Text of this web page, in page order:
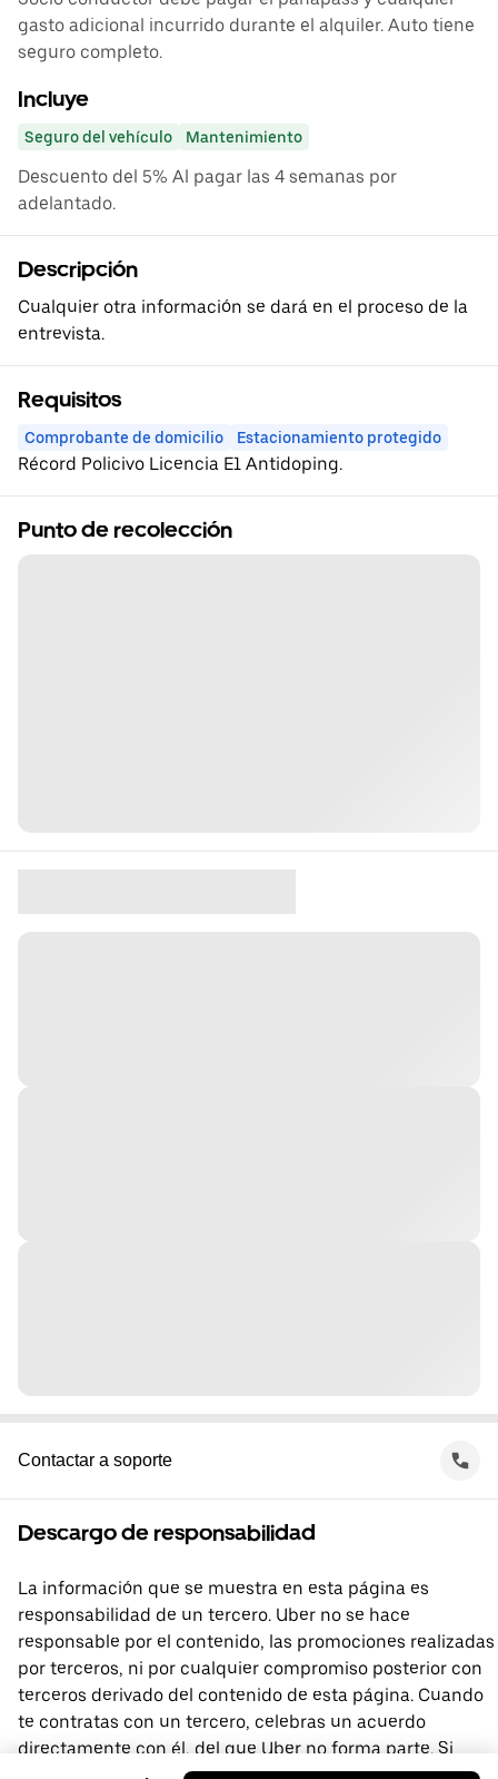
gasto adicional incurrido durante el alquiler. Auto tiene
seguro completo.
Incluye
Seguro del vehículo Mantenimiento
Descuento del 5% Al pagar las 4 semanas por
adelantado.
Descripción
Cualquier otra información se dará en el proceso de la
entrevista.
Requisitos
Comprobante de domicilio Estacionamiento protegido
Récord Policivo Licencia E1 Antidoping.
Punto de recolección
Contactar a soporte
Descargo de responsabilidad
La información que se muestra en esta página es
responsabilidad de un tercero. Uber no se hace
responsable por el contenido, las promociones realizadas
por terceros, ni por cualquier compromiso posterior con
terceros derivado del contenido de esta página. Cuando
te contratas con un tercero, celebras un acuerdo
directamente con él, del que Uber no forma parte. Si